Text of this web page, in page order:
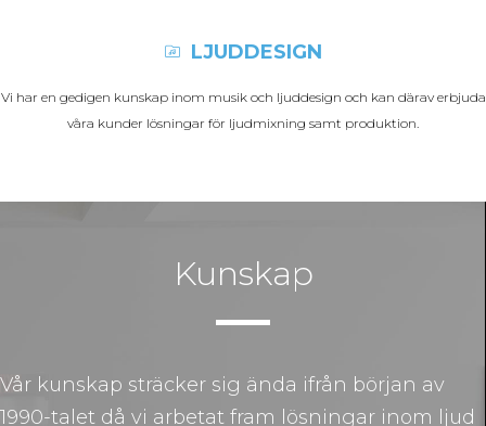
LJUDDESIGN
Vi har en gedigen kunskap inom musik och ljuddesign och kan därav erbjuda
våra kunder lösningar för ljudmixning samt produktion.
Kunskap
Vår kunskap sträcker sig ända ifrån början av
1990-talet då vi arbetat fram lösningar inom ljud